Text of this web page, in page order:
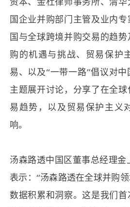
国企业并购部门主管及业内
国与全球跨境并购交易的趋
购的机遇与挑战、贸易保护
易、以及“一带一路”倡议对
主题展开讨论，分享了在全
易趋势，以及贸易保护主义
响。
汤森路透中国区董事总经理金
表示：“汤森路透在全球并购
数据积累和洞察。这是我们